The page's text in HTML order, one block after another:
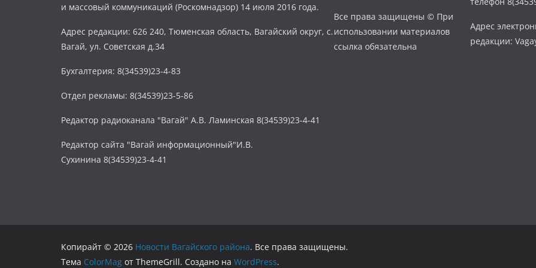
и массовый коммуникаций (Роскомнадзор) 14 июля 2016 года.
Адрес редакции: 626 240, Тюменская область, Вагайский округ, с.
Вагай, ул. Советская д.34
Бухгалтерия: 8(34539)23-4-83
Отдел рекламы: 8(34539)23-5-86
Редактор радиоканала "Вагай" А.В. Ламинская 8(34539)23-4-41
Редактор сайта "Вагай информационный"И.В.
Сухинина 8(34539)23-4-41
Все права защищены © При
использовании материалов
ссылка обязательна
Адрес
редакции:
Копирайт © 2026 Новости Вагайского района. Все права защищены.
Тема ColorMag от ThemeGrill. Создано на WordPress.